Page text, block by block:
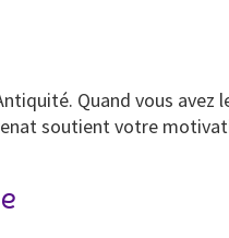
Quand vous
soutient votre